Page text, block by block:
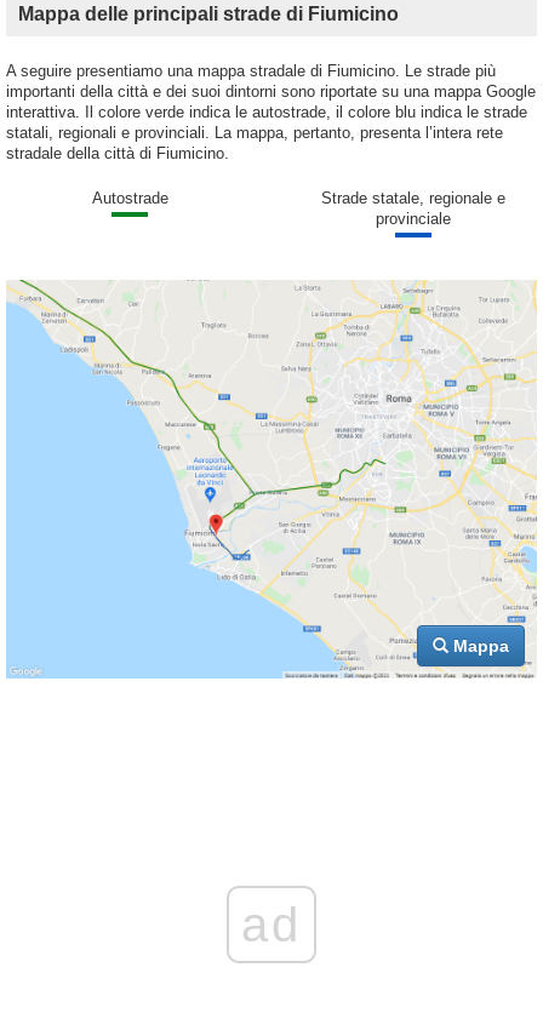
Mappa delle principali strade di Fiumicino
A seguire presentiamo una mappa stradale di Fiumicino. Le strade più
importanti della città e dei suoi dintorni sono riportate su una mappa Google
interattiva. Il colore verde indica le autostrade, il colore blu indica le strade
statali, regionali e provinciali. La mappa, pertanto, presenta l’intera rete
stradale della città di Fiumicino.
Autostrade
Strade statale, regionale e
provinciale
Mappa
ad